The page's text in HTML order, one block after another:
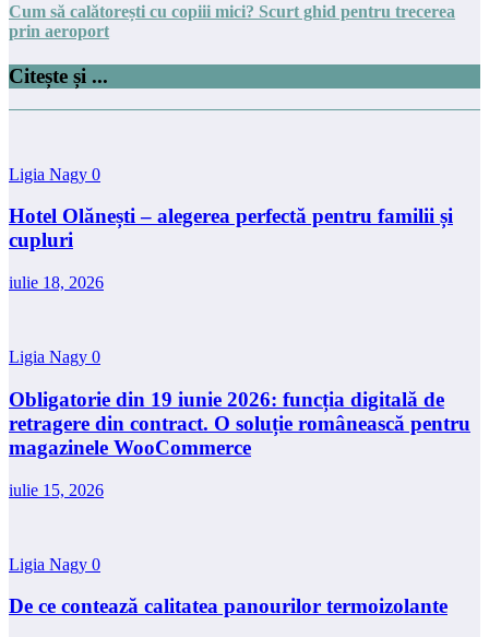
Cum să calătorești cu copiii mici? Scurt ghid pentru trecerea
prin aeroport
Citește și ...
Ligia Nagy 0
Hotel Olănești – alegerea perfectă pentru familii și
cupluri
iulie 18, 2026
Ligia Nagy 0
Obligatorie din 19 iunie 2026: funcția digitală de
retragere din contract. O soluție românească pentru
magazinele WooCommerce
iulie 15, 2026
Ligia Nagy 0
De ce contează calitatea panourilor termoizolante